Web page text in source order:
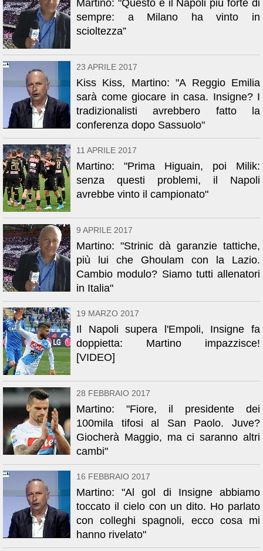
Martino: "Questo è il Napoli più forte di
sempre: a Milano ha vinto in
scioltezza”
23 APRILE 2017
Kiss Kiss, Martino: "A Reggio Emilia
sarà come giocare in casa. Insigne? I
tradizionalisti avrebbero fatto la
conferenza dopo Sassuolo"
11 APRILE 2017
Martino: "Prima Higuain, poi Milik:
senza questi problemi, il Napoli
avrebbe vinto il campionato"
9 APRILE 2017
Martino: "Strinic dà garanzie tattiche,
più lui che Ghoulam con la Lazio.
Cambio modulo? Siamo tutti allenatori
in Italia"
19 MARZO 2017
Il Napoli supera l'Empoli, Insigne fa
doppietta: Martino impazzisce!
[VIDEO]
28 FEBBRAIO 2017
Martino: "Fiore, il presidente dei
100mila tifosi al San Paolo. Juve?
Giocherà Maggio, ma ci saranno altri
cambi"
16 FEBBRAIO 2017
Martino: "Al gol di Insigne abbiamo
toccato il cielo con un dito. Ho parlato
con colleghi spagnoli, ecco cosa mi
hanno rivelato"